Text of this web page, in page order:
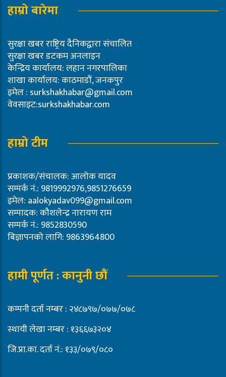
हाम्रो बारेमा
सुरक्षा खबर राष्ट्रिय दैनिकद्वारा संचालित
सुरक्षा खबर डटकम अनलाइन
केन्द्रिय कार्यालय: लहान नगरपालिका
शाखा कार्यालय: काठमाडौं, जनकपुर
इमेल : surkshakhabar@gmail.com
वेवसाइट:surkshakhabar.com
हाम्रो टीम
प्रकाशक/संचालक: आलोक यादव
सम्पर्क नं.: 9819992976,9851276659
इमेल: aalokyadav099@gmail.com
सम्पादक: कौशलेन्द्र नारायण राम
सम्पर्क नं.: 9852830590
बिज्ञापनको लागि: 9863964800
हामी पूर्णत : कानुनी छौं
कम्पनी दर्ता नम्बर : २४८७९७/०७७/०७८
स्थायी लेखा नम्बर : १३६६७३२०४
जि.प्रा.का. दर्ता नं.: १३३/०७९/०८०